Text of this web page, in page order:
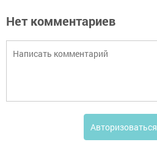
Нет комментариев
Авторизоваться